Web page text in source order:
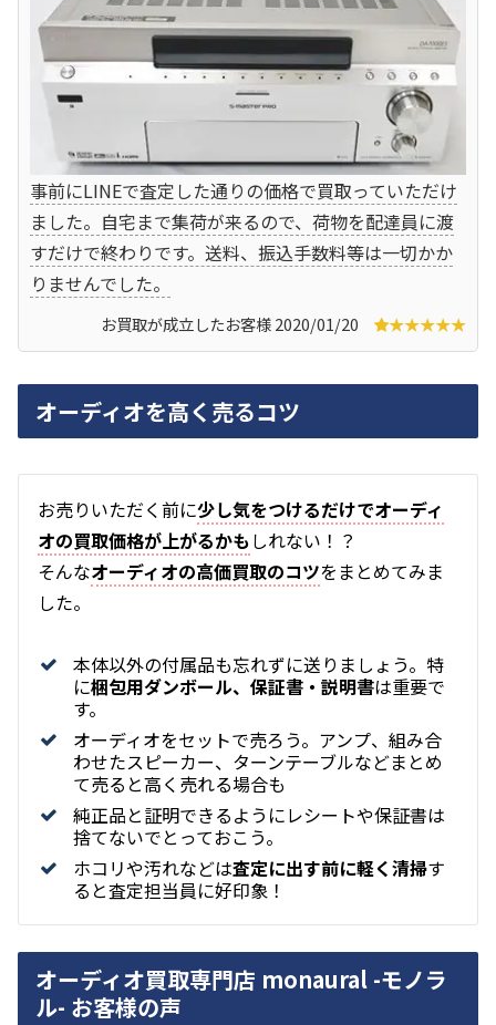
事前にLINEで査定した通りの価格で買取っていただけ
ました。自宅まで集荷が来るので、荷物を配達員に渡
すだけで終わりです。送料、振込手数料等は一切かか
りませんでした。
お買取が成立したお客様 2020/01/20 ★★★★★
オーディオを高く売るコツ
お売りいただく前に少し気をつけるだけでオーディ
オの買取価格が上がるかもしれない！？
そんなオーディオの高価買取のコツをまとめてみま
した。
本体以外の付属品も忘れずに送りましょう。特
に梱包用ダンボール、保証書・説明書は重要で
す。
オーディオをセットで売ろう。アンプ、組み合
わせたスピーカー、ターンテーブルなどまとめ
て売ると高く売れる場合も
純正品と証明できるようにレシートや保証書は
捨てないでとっておこう。
ホコリや汚れなどは査定に出す前に軽く清掃す
ると査定担当員に好印象！
オーディオ買取専門店 monaural -モノラ
ル- お客様の声